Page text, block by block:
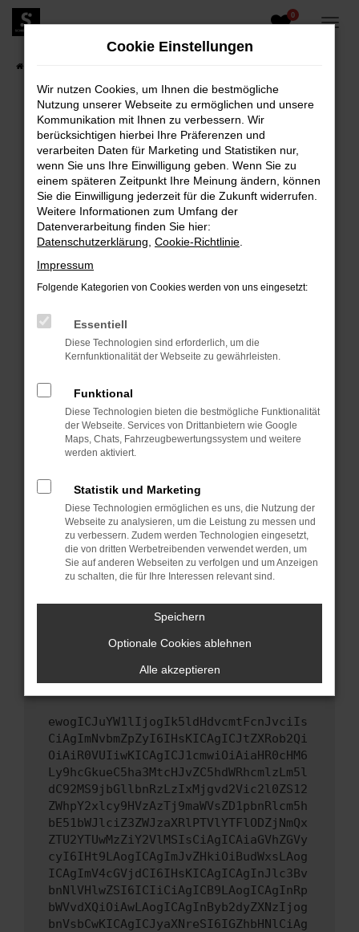
Zum
Hauptinhalt
0
FEHLER: NETWORK ERROR
Beim Laden ist ein Fehler aufgetreten.
Hier sind ein paar Tipps, die dir helfen können:
Überprüfe deine Firewall und deine
Internetverbindung.
Laden andere Webseiten, zum Beispiel deine
Suchmaschine?
Prüfe deine Browsererweiterungen.
können das Laden bestimmter Seiten
verhindern. Funktioniert die Seite in einem
anderen Browser oder in einem privaten
Starte dein Gerät neu.
Das kann manchmal helfen, vorübergehende
Probleme zu beheben.
Betriebssystem auf dem neuesten Stand
sind.
Veraltete Software birgt nicht nur ein
Sicherheitsrisiko, sondern kann auch dazu
führen, dass bestimmte Funktionen nicht mehr
unterstützt werden.
Wenn du alle oben genannten Schritte versucht
versuchen, das Problem zu beheben. Du kannst
uns diesen Text schicken, um uns bei der
Fehlersuche zu unterstützen:
ewogICJuYW1lIjogIk5ldHdvcmtFcnJvciIs
CiAgImNvbmZpZyI6IHsKICAgICJtZXRob2Qi
OiAiR0VUIiwKICAgICJ1cmwiOiAiaHR0cHM6
Ly9hcGkueC5ha3MtcHJvZC5hdWRhcmlzLm5l
dC92MS9jbGllbnRzLzIxMjgvd2Vic2l0ZS12
ZWhpY2xlcy9HVzAzTj9maWVsZD1pbnRlcm5h
bE51bWJlciZ3ZWJzaXRlPTVlYTFlODZjNmQx
ZTU2YTUwMzZiY2VlMSIsCiAgICAiaGVhZGVy
cyI6IHt9LAogICAgImJvZHkiOiBudWxsLAog
ICAgImV4cGVjdCI6IHsKICAgICAgInJlc3Bv
bnNlVHlwZSI6ICIiCiAgICB9LAogICAgInRp
bWVvdXQiOiAwLAogICAgInByb2dyZXNzIjog
bnVsbCwKICAgICJyaXNreSI6IGZhbHNlCiAg
Cookie Einstellungen
Wir nutzen Cookies, um Ihnen die bestmögliche
Nutzung unserer Webseite zu ermöglichen und unsere
Kommunikation mit Ihnen zu verbessern. Wir
berücksichtigen hierbei Ihre Präferenzen und
verarbeiten Daten für Marketing und Statistiken nur,
wenn Sie uns Ihre Einwilligung geben. Wenn Sie zu
einem späteren Zeitpunkt Ihre Meinung ändern, können
Sie die Einwilligung jederzeit für die Zukunft widerrufen.
Weitere Informationen zum Umfang der
Datenverarbeitung finden Sie hier:
Datenschutzerklärung Cookie-Richtlinie
Impressum
Folgende Kategorien von Cookies werden von uns eingesetzt:
Essentiell
Diese Technologien sind erforderlich, um die
Kernfunktionalität der Webseite zu gewährleisten.
Funktional
Diese Technologien bieten die bestmögliche Funktionalität
der Webseite. Services von Drittanbietern wie Google
Maps, Chats, Fahrzeugbewertungssystem und weitere
werden aktiviert.
Statistik und Marketing
Diese Technologien ermöglichen es uns, die Nutzung der
Webseite zu analysieren, um die Leistung zu messen und
zu verbessern. Zudem werden Technologien eingesetzt,
die von dritten Werbetreibenden verwendet werden, um
Sie auf anderen Webseiten zu verfolgen und um Anzeigen
zu schalten, die für Ihre Interessen relevant sind.
Speichern
Optionale Cookies ablehnen
Alle akzeptieren